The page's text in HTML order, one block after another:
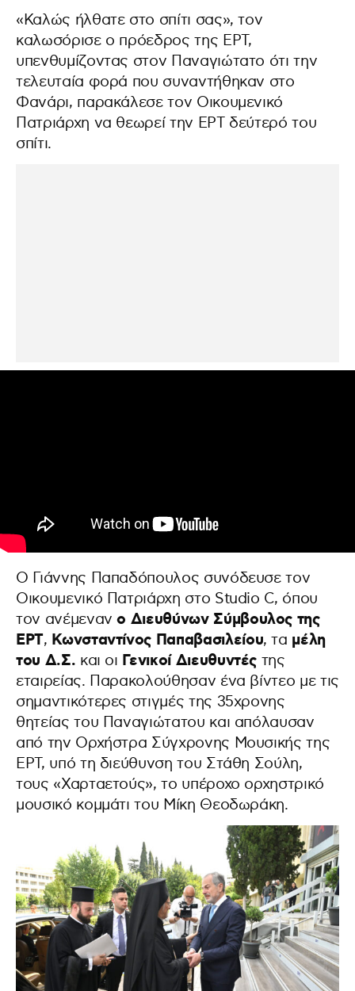
«Καλώς ήλθατε στο σπίτι σας», τον
καλωσόρισε ο πρόεδρος της ΕΡΤ,
υπενθυμίζοντας στον Παναγιώτατο ότι την
τελευταία φορά που συναντήθηκαν στο
Φανάρι, παρακάλεσε τον Οικουμενικό
Πατριάρχη να θεωρεί την ΕΡΤ δεύτερό του
σπίτι.
Ο Γιάννης Παπαδόπουλος συνόδευσε τον
Οικουμενικό Πατριάρχη στο Studio C, όπου
τον ανέμενανο Διευθύνων Σύμβουλος της
ΕΡΤ, Κωνσταντίνος Παπαβασιλείου, τα μέλη
του Δ.Σ. και οι Γενικοί Διευθυντές της
εταιρείας. Παρακολούθησαν ένα βίντεο με τις
σημαντικότερες στιγμές της 35χρονης
θητείας του Παναγιώτατου και απόλαυσαν
από την Ορχήστρα Σύγχρονης Μουσικής της
ΕΡΤ, υπό τη διεύθυνση του Στάθη Σούλη,
τους «Χαρταετούς», το υπέροχο ορχηστρικό
μουσικό κομμάτι του Μίκη Θεοδωράκη.